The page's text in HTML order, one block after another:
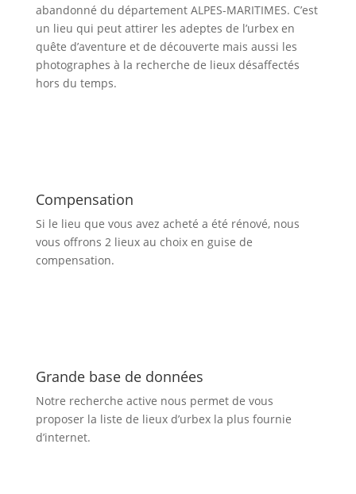
abandonné du département ALPES-MARITIMES. C’est
un lieu qui peut attirer les adeptes de l’urbex en
quête d’aventure et de découverte mais aussi les
photographes à la recherche de lieux désaffectés
hors du temps.
Compensation
Si le lieu que vous avez acheté a été rénové, nous
vous offrons 2 lieux au choix en guise de
compensation.
Grande base de données
Notre recherche active nous permet de vous
proposer la liste de lieux d’urbexla plus fournie
d’internet.